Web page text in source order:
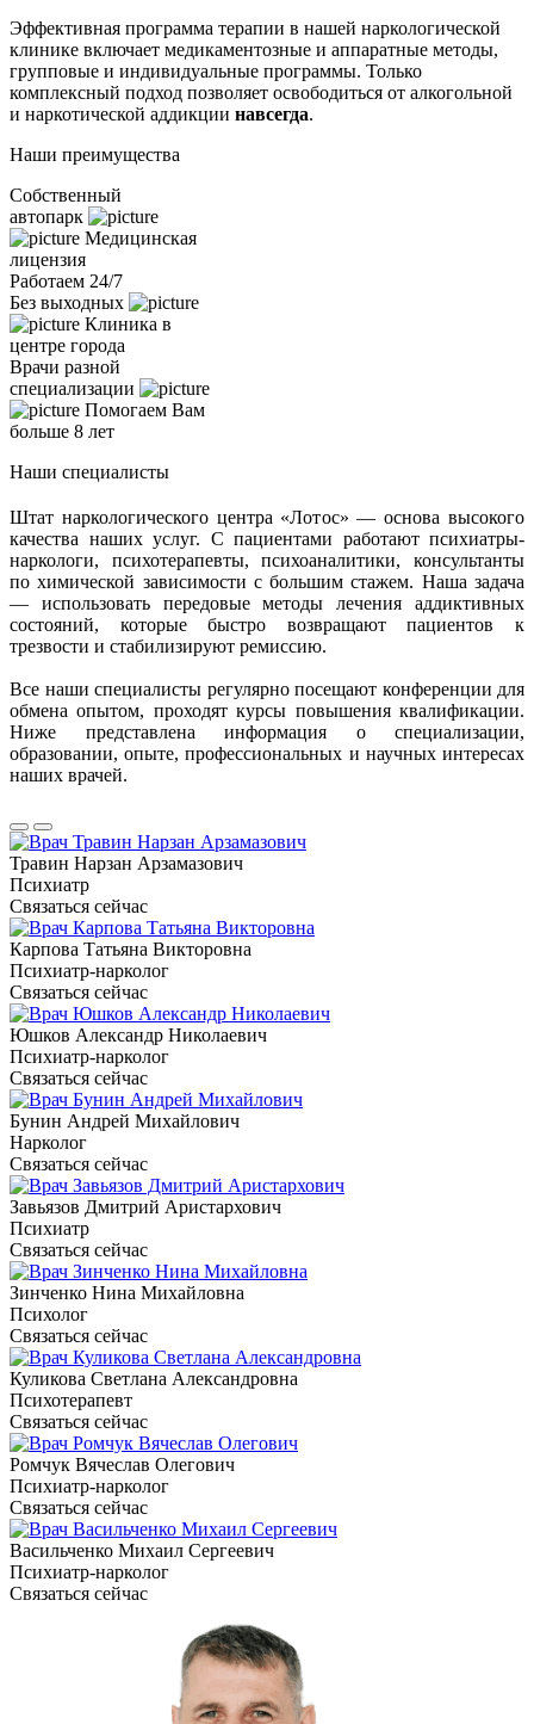
Эффективная программа терапии в нашей наркологической
клинике включает медикаментозные и аппаратные методы,
групповые и индивидуальные программы. Только
комплексный подход позволяет освободиться от алкогольной
и наркотической аддикции навсегда.
Наши преимущества
Собственный
автопарк
Медицинская
лицензия
Работаем 24/7
Без выходных
Клиника в
центре города
Врачи разной
специализации
Помогаем Вам
больше 8 лет
Наши специалисты
Штат наркологического центра «Лотос» — основа высокого
качества наших услуг. С пациентами работают психиатры-
наркологи, психотерапевты, психоаналитики, консультанты
по химической зависимости с большим стажем. Наша задача
— использовать передовые методы лечения аддиктивных
состояний, которые быстро возвращают пациентов к
трезвости и стабилизируют ремиссию.
Все наши специалисты регулярно посещают конференции для
обмена опытом, проходят курсы повышения квалификации.
Ниже представлена информация о специализации,
образовании, опыте, профессиональных и научных интересах
наших врачей.
Травин Нарзан Арзамазович
Психиатр
Связаться сейчас
Карпова Татьяна Викторовна
Психиатр-нарколог
Связаться сейчас
Юшков Александр Николаевич
Психиатр-нарколог
Связаться сейчас
Бунин Андрей Михайлович
Нарколог
Связаться сейчас
Завьязов Дмитрий Аристархович
Психиатр
Связаться сейчас
Зинченко Нина Михайловна
Психолог
Связаться сейчас
Куликова Светлана Александровна
Психотерапевт
Связаться сейчас
Ромчук Вячеслав Олегович
Психиатр-нарколог
Связаться сейчас
Васильченко Михаил Сергеевич
Психиатр-нарколог
Связаться сейчас